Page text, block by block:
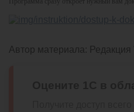
Автор материала: